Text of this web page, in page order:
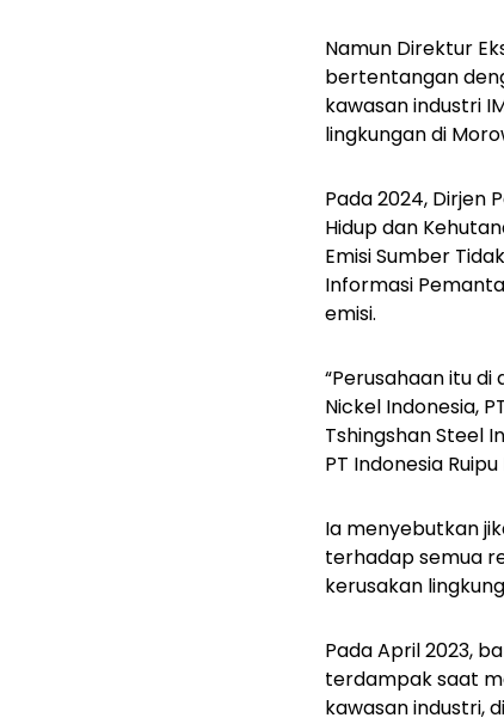
Namun Direktur
bertentangan
kawasan industri
lingkungan di
Pada 2024, Dirjen
Hidup dan
Emisi Sumber
Informasi
emisi.
“Perusahaan itu di
Nickel Indonesia,
Tshingshan Steel
PT Indonesia
Ia menyebutkan
terhadap semua
kerusakan
Pada April 2023,
terdampak saat
kawasan industri,